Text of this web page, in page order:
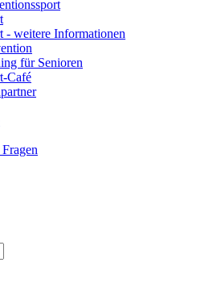
- weitere Informationen
für Senioren
Café